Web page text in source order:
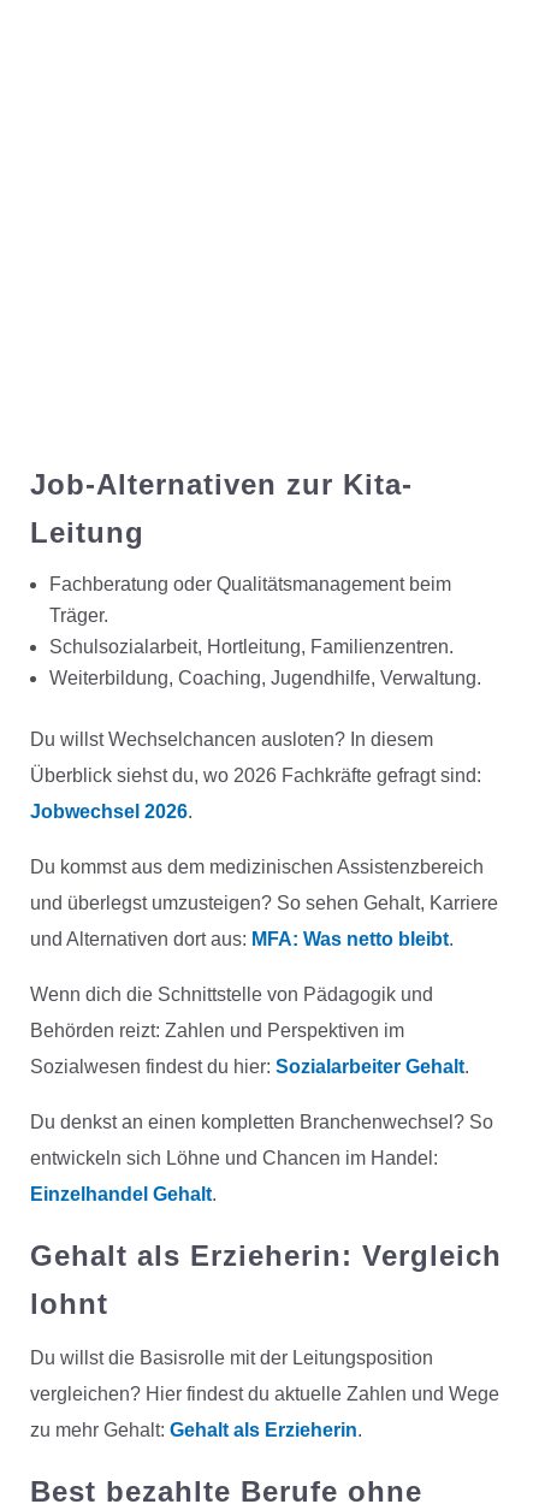
Job-Alternativen zur Kita-
Leitung
Fachberatung oder Qualitätsmanagement beim
Träger.
Schulsozialarbeit, Hortleitung, Familienzentren.
Weiterbildung, Coaching, Jugendhilfe, Verwaltung.
Du willst Wechselchancen ausloten? In diesem
Überblick siehst du, wo 2026 Fachkräfte gefragt sind:
Jobwechsel 2026.
Du kommst aus dem medizinischen Assistenzbereich
und überlegst umzusteigen? So sehen Gehalt, Karriere
und Alternativen dort aus: MFA: Was netto bleibt.
Wenn dich die Schnittstelle von Pädagogik und
Behörden reizt: Zahlen und Perspektiven im
Sozialwesen findest du hier: Sozialarbeiter Gehalt.
Du denkst an einen kompletten Branchenwechsel? So
entwickeln sich Löhne und Chancen im Handel:
Einzelhandel Gehalt.
Gehalt als Erzieherin: Vergleich
lohnt
Du willst die Basisrolle mit der Leitungsposition
vergleichen? Hier findest du aktuelle Zahlen und Wege
zu mehr Gehalt: Gehalt als Erzieherin.
Best bezahlte Berufe ohne